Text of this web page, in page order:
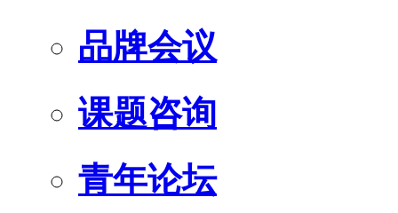
品牌会议
课题咨询
青年论坛